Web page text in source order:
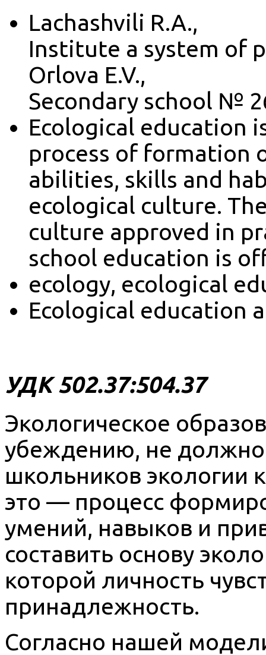
Lachashvili R.A.,
Institute a system of
Orlova E.V.,
Secondary school №
Ecological education
process of formation
abilities, skills and
ecological culture.
culture approved in
school education is
ecology, ecological
Ecological education
УДК 502.37:504.37
Экологическое
убеждению, не должно
школьников экологии
это — процесс
умений, навыков и
составить основу
которой личность
принадлежность.
Согласно нашей